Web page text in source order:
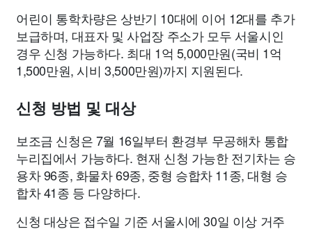
어린이 통학차량은 상반기 10대에 이어 12대를 추가
보급하며, 대표자 및 사업장 주소가 모두 서울시인
경우 신청 가능하다. 최대 1억 5,000만원(국비 1억
1,500만원, 시비 3,500만원)까지 지원된다.
신청 방법 및 대상
보조금 신청은 7월 16일부터 환경부 무공해차 통합
누리집에서 가능하다. 현재 신청 가능한 전기차는 승
용차 96종, 화물차 69종, 중형 승합차 11종, 대형 승
합차 41종 등 다양하다.
신청 대상은 접수일 기준 서울시에 30일 이상 거주